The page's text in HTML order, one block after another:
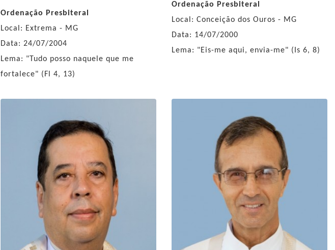
Ordenação Presbiteral
Local: Extrema - MG
Data: 24/07/2004
Lema: "Tudo posso naquele que me
fortalece" (Fl 4, 13)
Ordenação Presbiteral
Local: Conceição dos Ouros - MG
Data: 14/07/2000
Lema: "Eis-me aqui, envia-me" (Is 6, 8)